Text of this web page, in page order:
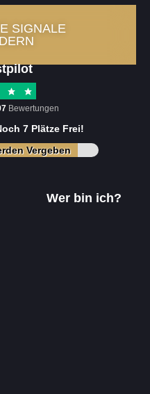
SIGNALE
Bewertungen
7 Plätze Frei!
Vergeben
Wer bin ich?